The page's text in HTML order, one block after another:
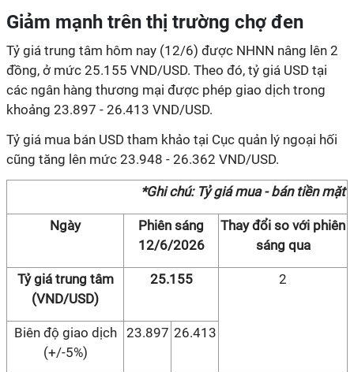
Giảm mạnh trên thị trường chợ đen
Tỷ giá trung tâm hôm nay (12/6) được NHNN nâng lên 2
đồng, ở mức 25.155 VND/USD. Theo đó, tỷ giá USD tại
các ngân hàng thương mại được phép giao dịch trong
khoảng 23.897 - 26.413 VND/USD.
Tỷ giá mua bán USD tham khảo tại Cục quản lý ngoại hối
cũng tăng lên mức 23.948 - 26.362 VND/USD.
*Ghi chú: Tỷ giá mua - bán tiền mặt
Ngày
Phiên sáng
12/6/2026
Thay đổi so với phiên
sáng qua
Tỷ giá trung tâm
(VND/USD)
25.155 2
Biên độ giao dịch
(+/-5%)
23.897 26.413